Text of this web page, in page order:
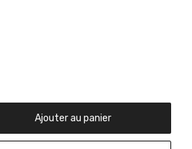
Ajouter au panier